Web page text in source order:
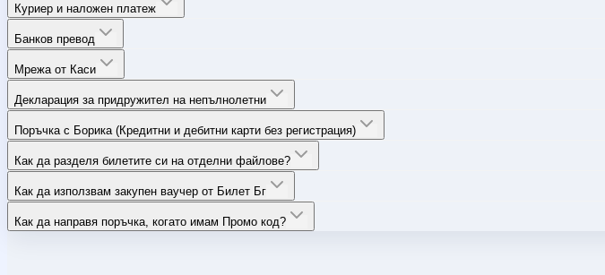
Куриер и наложен платеж
Банков превод
Мрежа от Каси
Декларация за придружител на непълнолетни
Поръчка с Борика (Кредитни и дебитни карти без регистрация)
Как да разделя билетите си на отделни файлове?
Как да използвам закупен ваучер от Билет Бг
Как да направя поръчка, когато имам Промо код?